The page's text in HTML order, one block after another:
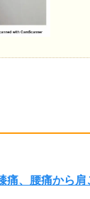
痛、腰痛から